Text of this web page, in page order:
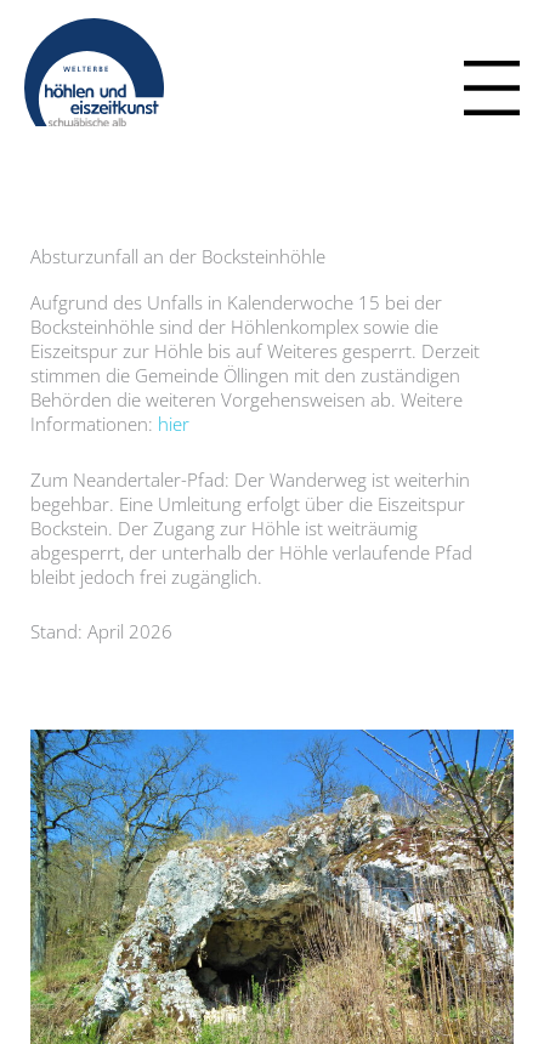
Inhalt
springen
Absturzunfall an der Bocksteinhöhle
Aufgrund des Unfalls in Kalenderwoche 15 bei der
Bocksteinhöhle sind der Höhlenkomplex sowie die
Eiszeitspur zur Höhle bis auf Weiteres gesperrt. Derzeit
stimmen die Gemeinde Öllingen mit den zuständigen
Behörden die weiteren Vorgehensweisen ab. Weitere
Informationen: hier
Zum Neandertaler-Pfad: Der Wanderweg ist weiterhin
begehbar. Eine Umleitung erfolgt über die Eiszeitspur
Bockstein. Der Zugang zur Höhle ist weiträumig
abgesperrt, der unterhalb der Höhle verlaufende Pfad
bleibt jedoch frei zugänglich.
Stand: April 2026